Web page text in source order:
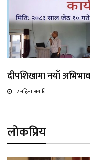
दीपशिखामा नयाँ
2 महिना अगाडि
लोकप्रिय